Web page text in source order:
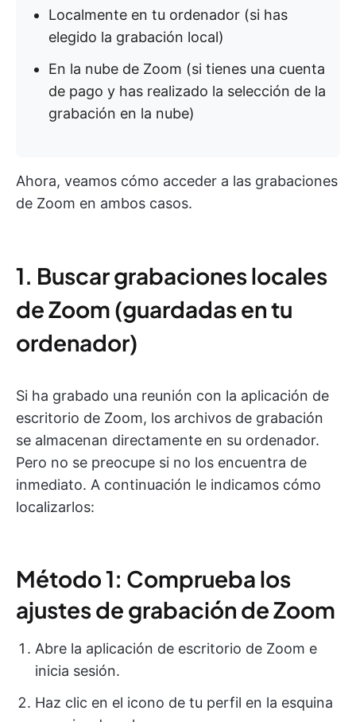
Localmente en tu ordenador (si has
elegido la grabación local)
En la nube de Zoom (si tienes una cuenta
de pago y has realizado la selección de la
grabación en la nube)
Ahora, veamos cómo acceder a las grabaciones
de Zoom en ambos casos.
1. Buscar grabaciones locales
de Zoom (guardadas en tu
ordenador)
Si ha grabado una reunión con la aplicación de
escritorio de Zoom, los archivos de grabación
se almacenan directamente en su ordenador.
Pero no se preocupe si no los encuentra de
inmediato. A continuación le indicamos cómo
localizarlos:
Método 1: Comprueba los
ajustes de grabación de Zoom
Abre la aplicación de escritorio de Zoom e
inicia sesión.
Haz clic en el icono de tu perfil en la esquina